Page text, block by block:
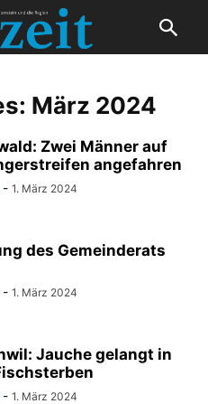
März 2024
Zwei Männer auf
angefahren
- 1. März 2024
des Gemeinderats
- 1. März 2024
Jauche gelangt in
- 1. März 2024